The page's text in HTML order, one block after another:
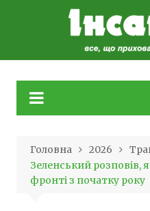
Головна 2026
Зеленський розповів,
фронті з початку року